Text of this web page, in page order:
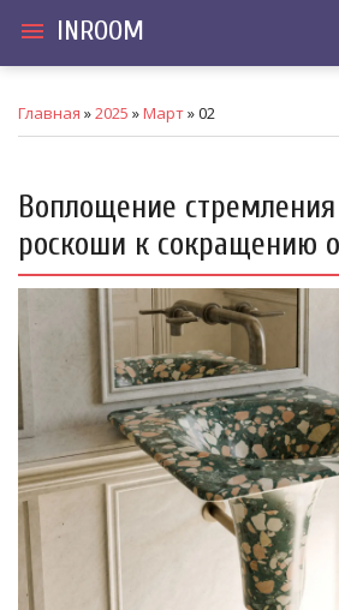
menu INROOM
Главная »2025 »Март»02
Воплощение
роскоши к сокращению